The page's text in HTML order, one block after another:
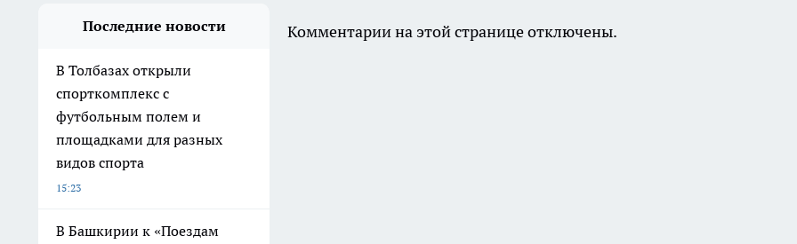
Последние новости
В Толбазах открыли
спорткомплекс с
футбольным полем и
площадками для разных
видов спорта
15:23
В Башкирии к «Поездам
Комментарии на этой странице отключены.